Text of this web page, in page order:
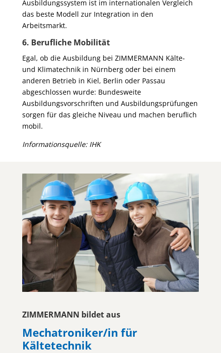
Ausbildungssystem ist im internationalen Vergleich
das beste Modell zur Integration in den
Arbeitsmarkt.
6. Berufliche Mobilität
Egal, ob die Ausbildung bei ZIMMERMANN Kälte-
und Klimatechnik in Nürnberg oder bei einem
anderen Betrieb in Kiel, Berlin oder Passau
abgeschlossen wurde: Bundesweite
Ausbildungsvorschriften und Ausbildungsprüfungen
sorgen für das gleiche Niveau und machen beruflich
mobil.
Informationsquelle: IHK
ZIMMERMANN bildet aus
Mechatroniker/in für
Kältetechnik